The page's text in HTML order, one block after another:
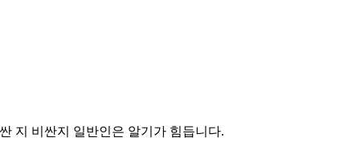
지 비싼지 일반인은 알기가 힘듭니다.